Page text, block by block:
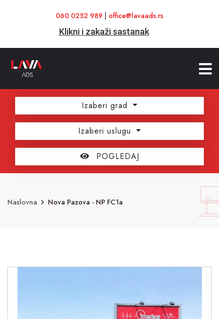
060 0252 989 office@lavaads.rs
Klikni i zakaži sastanak
Izaberi grad
Izaberi uslugu
POGLEDAJ
Naslovna Nova Pazova - NP FC1a